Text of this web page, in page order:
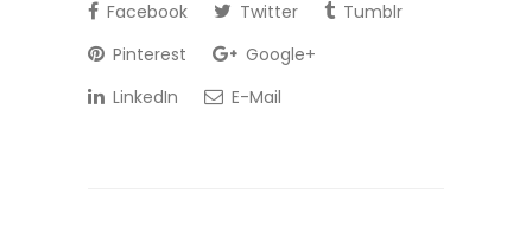
Facebook Twitter
Tumblr
Pinterest
Google+
LinkedIn
E-Mail